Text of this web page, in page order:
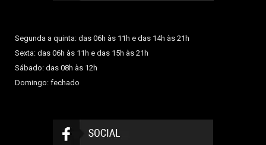
Segunda a quinta: das 06h às 11h e das 14h às 21h
Sexta: das 06h às 11h e das 15h às 21h
Sábado: das 08h às 12h
Domingo: fechado